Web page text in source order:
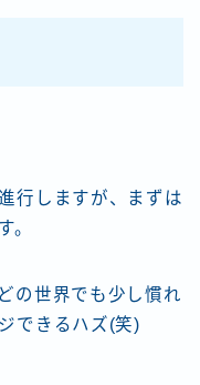
行しますが、まずは
。
の世界でも少し慣れ
できるハズ(笑)